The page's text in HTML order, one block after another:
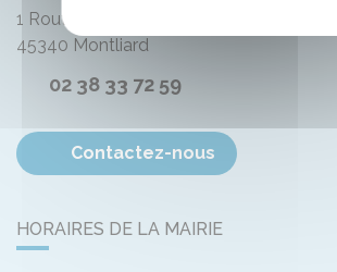
1 Route de Bellegarde
45340 Montliard
02 38 33 72 59
Contactez-nous
HORAIRES DE LA MAIRIE